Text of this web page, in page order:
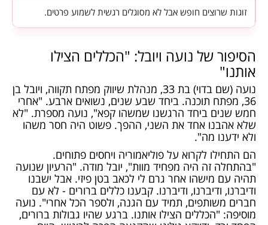
זוגות שרוצים חופש אבל לא מסוגלים רגשית לשמוע פרטים.
הסיפור של נועה ויובל: "הכללים הצילו
אותנו"
נועה (שם בדוי) בת 33, מנהלת שיווק מפתח תקווה, ויובל בן
36, מפתח תוכנה. ביחד שבע שנים, נשואים ארבע. "אחרי
חמש שנים ביחד הרגשנו שמשהו קפא", נועה מספרת. "לא
שלא אהבנו אחד את השני, ההפך. פשוט היה חסר משהו
ולא ידענו מה".
הם התחילו לקרוא על פוליאמוריה ויחסים פתוחים.
"בהתחלה זה היה מפחיד מוות", יובל מודה. "הרעיון שנועה
תהיה עם מישהו אחר גרם לי לכאב בטן פיזי. אבל ישבנו
ודיברנו, ודיברנו, ודיברנו. קבענו כללים ברורים - לא עם
חברים משותפים, תמיד עם הגנה, ולספר הכל אחרי". נועה
מוסיפה: "הכללים הצילו אותנו. ברגע שהיו גבולות ברורים,